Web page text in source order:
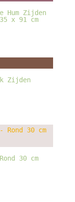
Hum Zijden
x 91 cm
Zijden
30 cm